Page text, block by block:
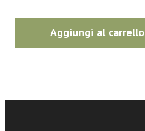
Aggiungi al carrello